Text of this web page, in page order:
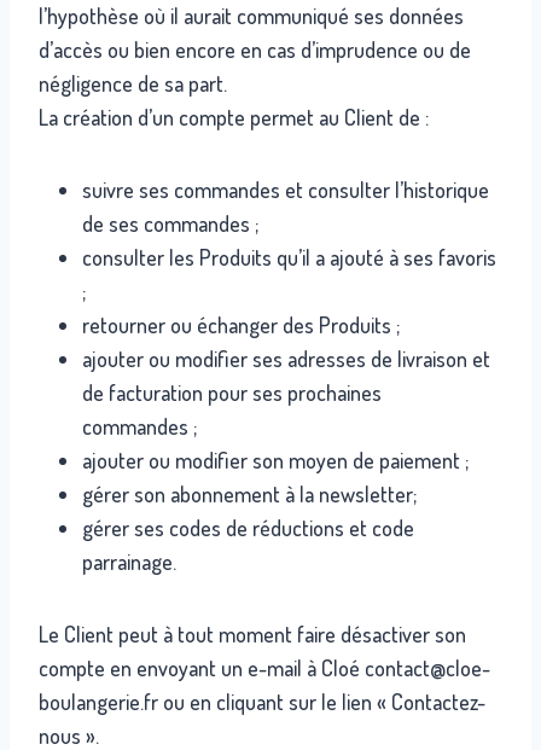
l’hypothèse où il aurait communiqué ses données
d’accès ou bien encore en cas d’imprudence ou de
négligence de sa part.
La création d’un compte permet au Client de :
suivre ses commandes et consulter l’historique
de ses commandes ;
consulter les Produits qu’il a ajouté à ses favoris
;
retourner ou échanger des Produits ;
ajouter ou modifier ses adresses de livraison et
de facturation pour ses prochaines
commandes ;
ajouter ou modifier son moyen de paiement ;
gérer son abonnement à la newsletter;
gérer ses codes de réductions et code
parrainage.
Le Client peut à tout moment faire désactiver son
compte en envoyant un e-mail à Cloé contact@cloe-
boulangerie.fr ou en cliquant sur le lien « Contactez-
nous ».